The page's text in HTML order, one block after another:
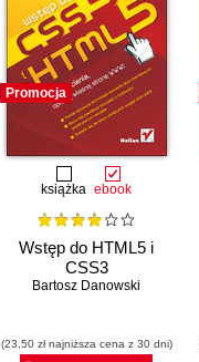
Promocja
książka ebook
Wstęp do HTML5 i
CSS3
Bartosz Danowski
(23,50 zł najniższa cena z 30 dni)